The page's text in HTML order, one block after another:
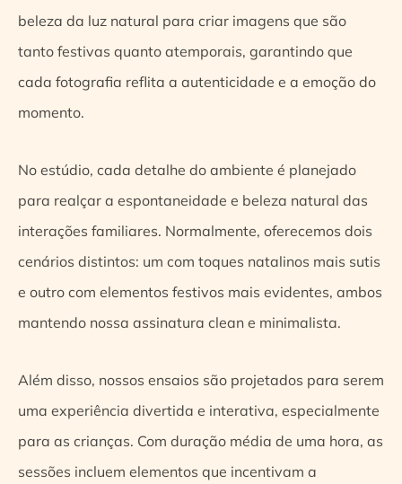
beleza da luz natural para criar imagens que são
tanto festivas quanto atemporais, garantindo que
cada fotografia reflita a autenticidade e a emoção do
momento.
No estúdio, cada detalhe do ambiente é planejado
para realçar a espontaneidade e beleza natural das
interações familiares. Normalmente, oferecemos dois
cenários distintos: um com toques natalinos mais sutis
e outro com elementos festivos mais evidentes, ambos
mantendo nossa assinatura clean e minimalista.
Além disso, nossos ensaios são projetados para serem
uma experiência divertida e interativa, especialmente
para as crianças. Com duração média de uma hora, as
sessões incluem elementos que incentivam a